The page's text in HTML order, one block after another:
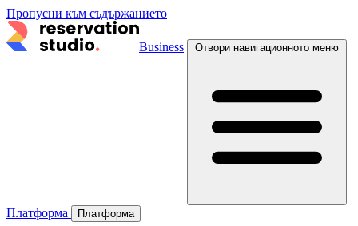
Пропусни към съдържанието
Business Отвори навигационното меню
Платформа Платформа